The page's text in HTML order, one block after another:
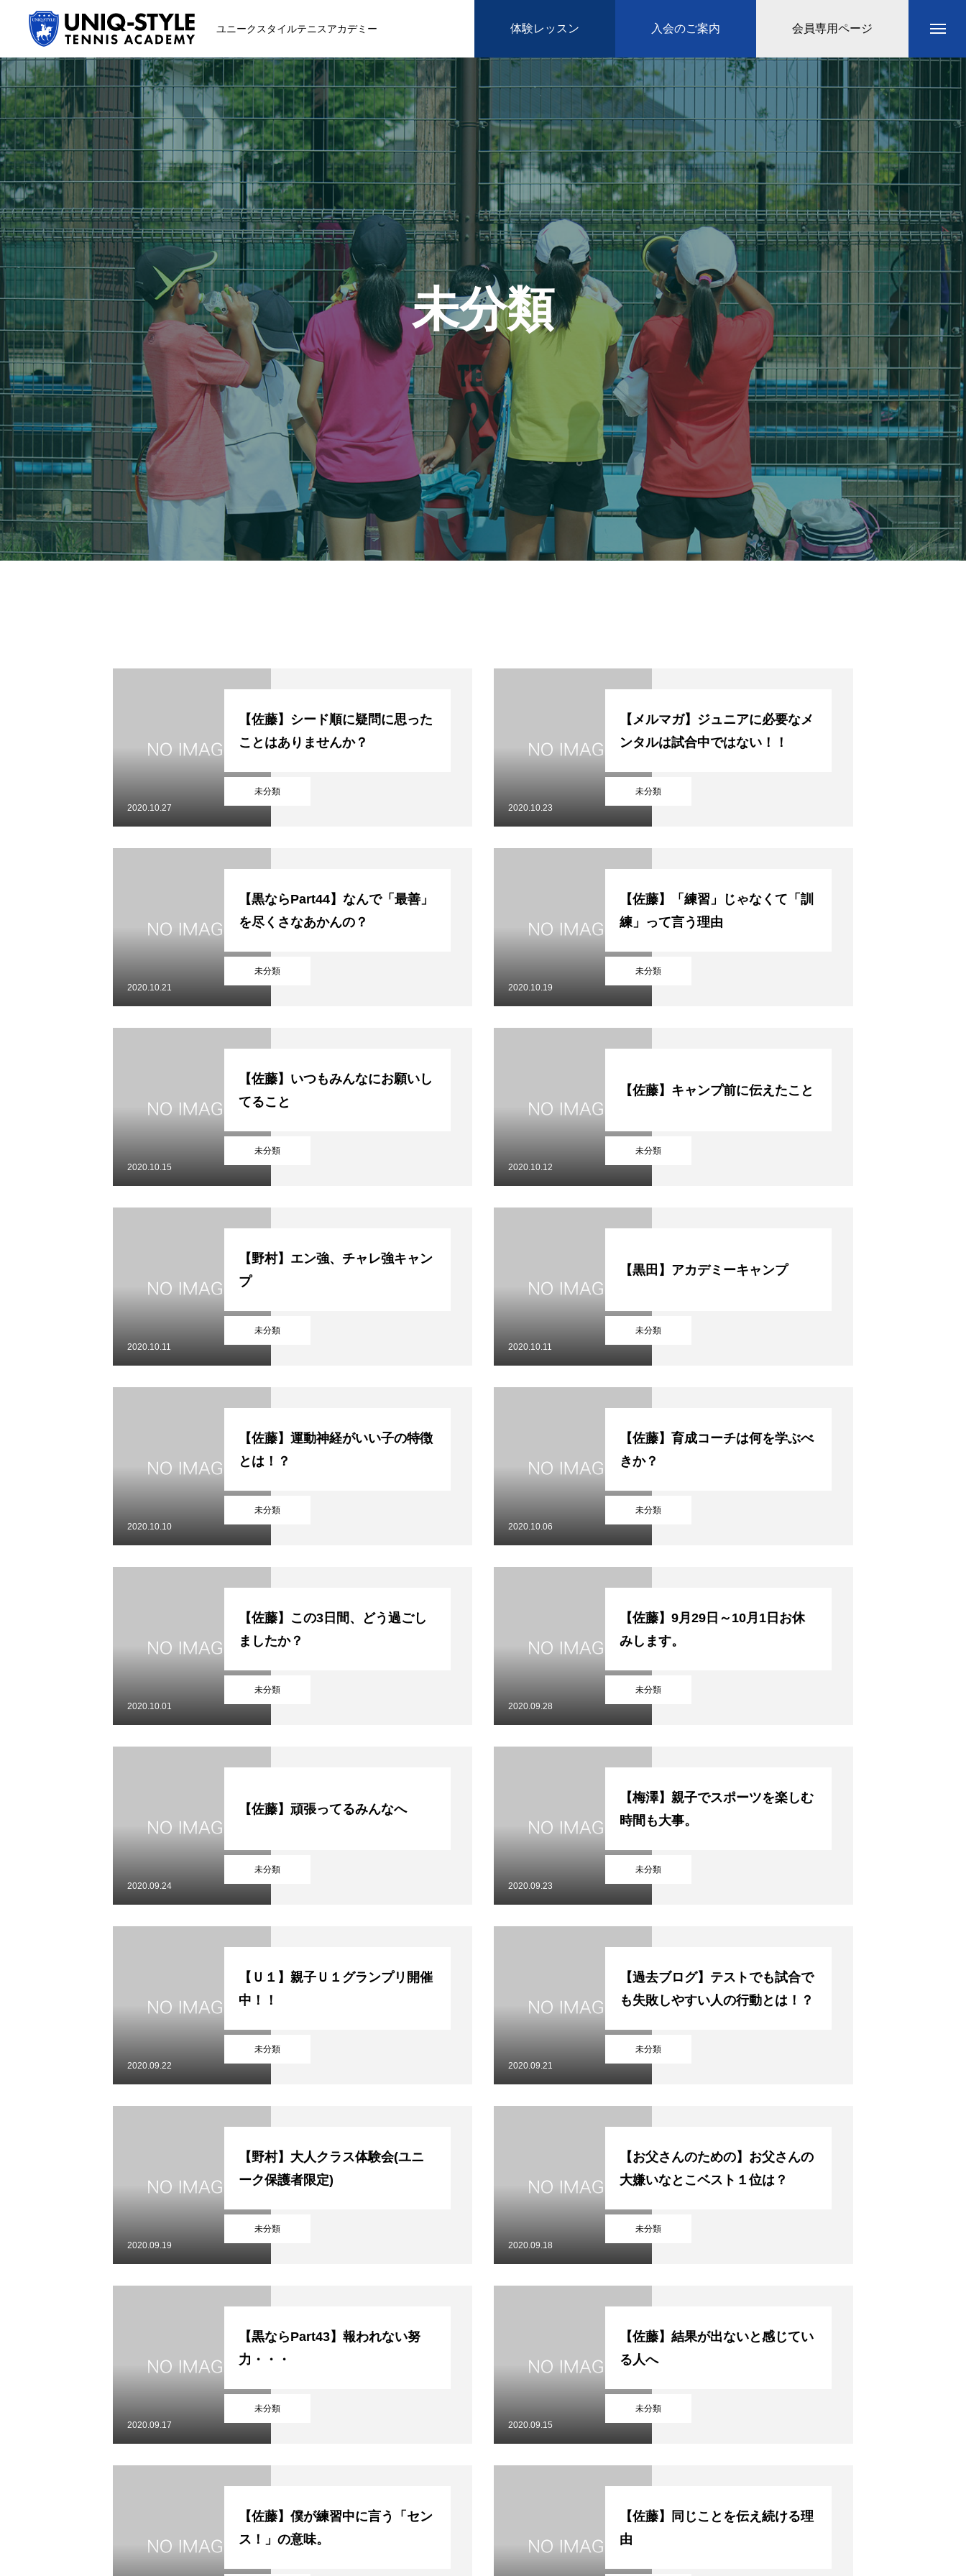
ユニークスタイルテニスアカデミー 体験レッスン 入会のご案内 会員専用ページ
初めての方
システム・クラス・料金
スクール紹介・コーチ紹介
大会・イベント
ブログ
アクセス
お問い合わせ
システム・クラス・料金
指定管理者 個人情報保護方針 特定商取引法に基づく表記
未分類
未分類
【佐藤】シード順に疑問に思った
ことはありませんか？
2020.10.27
未分類
【メルマガ】ジュニアに必要なメ
ンタルは試合中ではない！！
2020.10.23
未分類
【黒ならPart44】なんで「最善」
を尽くさなあかんの？
2020.10.21
未分類
【佐藤】「練習」じゃなくて「訓
練」って言う理由
2020.10.19
未分類
【佐藤】いつもみんなにお願いし
てること
2020.10.15
未分類
【佐藤】キャンプ前に伝えたこと
2020.10.12
未分類
【野村】エン強、チャレ強キャン
プ
2020.10.11
未分類
【黒田】アカデミーキャンプ
2020.10.11
未分類
【佐藤】運動神経がいい子の特徴
とは！？
2020.10.10
未分類
【佐藤】育成コーチは何を学ぶべ
きか？
2020.10.06
未分類
【佐藤】この3日間、どう過ごし
ましたか？
2020.10.01
未分類
【佐藤】9月29日～10月1日お休
みします。
2020.09.28
未分類
【佐藤】頑張ってるみんなへ
2020.09.24
未分類
【梅澤】親子でスポーツを楽しむ
時間も大事。
2020.09.23
未分類
【Ｕ１】親子Ｕ１グランプリ開催
中！！
2020.09.22
未分類
【過去ブログ】テストでも試合で
も失敗しやすい人の行動とは！？
2020.09.21
未分類
【野村】大人クラス体験会(ユニ
ーク保護者限定)
2020.09.19
未分類
【お父さんのための】お父さんの
大嫌いなとこベスト１位は？
2020.09.18
未分類
【黒ならPart43】報われない努
力・・・
2020.09.17
未分類
【佐藤】結果が出ないと感じてい
る人へ
2020.09.15
【佐藤】僕が練習中に言う「セン
ス！」の意味。
【佐藤】同じことを伝え続ける理
由